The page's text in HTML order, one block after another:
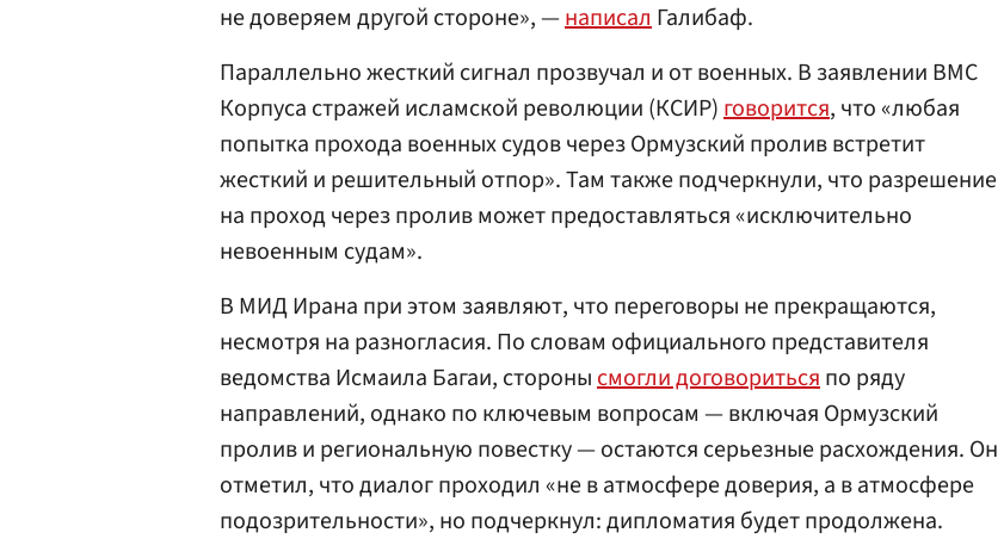
не доверяем другой стороне», —написалГалибаф.
Параллельно жесткий сигнал прозвучал и от военных. В заявлении ВМС
Корпуса стражей исламской революции (КСИР)говорится, что «любая
попытка прохода военных судов через Ормузский пролив встретит
жесткий и решительный отпор». Там также подчеркнули, что разрешение
на проход через пролив может предоставляться «исключительно
невоенным судам».
В МИД Ирана при этом заявляют, что переговоры не прекращаются,
несмотря на разногласия. По словам официального представителя
ведомства Исмаила Багаи, сторонысмогли договоритьсяпо ряду
направлений, однако по ключевым вопросам — включая Ормузский
пролив и региональную повестку — остаются серьезные расхождения. Он
отметил, что диалог проходил «не в атмосфере доверия, а в атмосфере
подозрительности», но подчеркнул: дипломатия будет продолжена.